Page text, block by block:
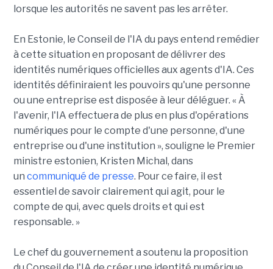
lorsque les autorités ne savent pas les arrêter.
En Estonie, le Conseil de l'IA du pays entend remédier
à cette situation en proposant de délivrer des
identités numériques officielles aux agents d'IA. Ces
identités définiraient les pouvoirs qu'une personne
ou une entreprise est disposée à leur déléguer. « À
l'avenir, l'IA effectuera de plus en plus d'opérations
numériques pour le compte d'une personne, d'une
entreprise ou d'une institution », souligne le Premier
ministre estonien, Kristen Michal, dans
un communiqué de presse. Pour ce faire, il est
essentiel de savoir clairement qui agit, pour le
compte de qui, avec quels droits et qui est
responsable. »
Le chef du gouvernement a soutenu la proposition